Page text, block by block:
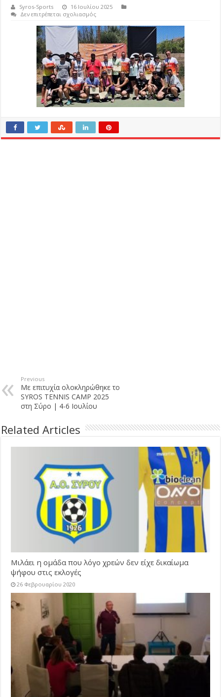
Syros-Sports
16 Ιουλίου 2025
Δεν επιτρέπεται σχολιασμόςστο
syrou
Previous
Με επιτυχία ολοκληρώθηκε το
SYROS TENNIS CAMP 2025
στη Σύρο | 4-6 Ιουλίου
Related Articles
Μιλάει η ομάδα που λόγο χρεών δεν είχε δικαίωμα
ψήφου στις εκλογές
26 Φεβρουαρίου 2020